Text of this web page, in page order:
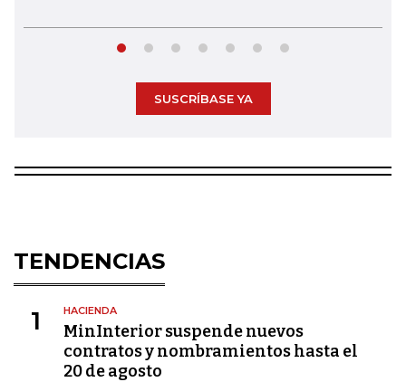
SUSCRÍBASE YA
TENDENCIAS
1 HACIENDA
MinInterior suspende nuevos
contratos y nombramientos hasta el
20 de agosto